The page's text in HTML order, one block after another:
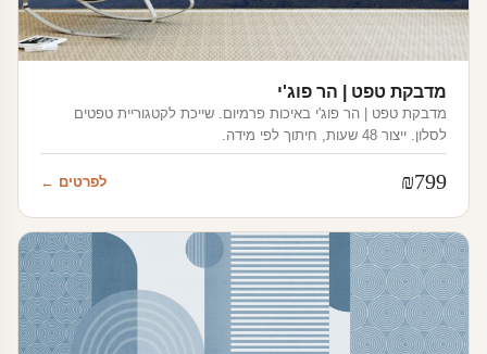
מדבקת טפט | הר פוג'י
מדבקת טפט | הר פוג'י באיכות פרמיום. שייכת לקטגוריית טפטים
לסלון. ייצור 48 שעות, חיתוך לפי מידה.
₪799 לפרטים ←